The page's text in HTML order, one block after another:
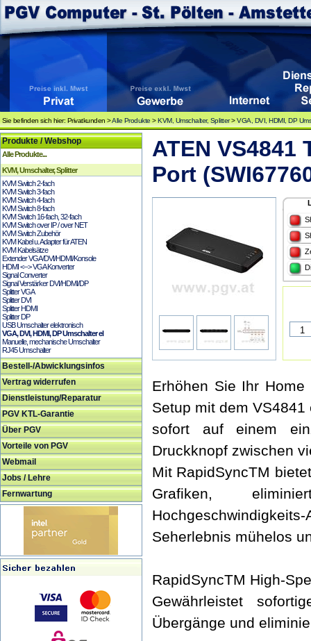
Sie befinden sich hier: Privatkunden >Alle Produkte >KVM, Umschalter, Splitter>VGA, DVI, HDMI, DP
Produkte / Webshop
Alle Produkte...
KVM, Umschalter, Splitter
KVM Switch 2-fach
KVM Switch 3-fach
KVM Switch 4-fach
KVM Switch 8-fach
KVM Switch 16-fach, 32-fach
KVM Switch over IP / over NET
KVM Switch Zubehör
KVM Kabel u. Adapter für ATEN
KVM Kabelsätze
Extender VGA/DVI/HDMI/Konsole
HDMI <--> VGA Konverter
Signal Converter
Signal Verstärker DVI/HDMI/DP
Splitter VGA
Splitter DVI
Splitter HDMI
Splitter DP
USB Umschalter elektronisch
VGA, DVI, HDMI, DP Umschalter el
Manuelle, mechanische Umschalter
RJ45 Umschalter
Bestell-/Abwicklungsinfos
Vertrag widerrufen
Dienstleistung/Reparatur
PGV KTL-Garantie
Über PGV
Vorteile von PGV
Webmail
Jobs / Lehre
Fernwartung
ATEN VS4841
Port
Erhöhen Sie Ihr Home
Setup mit dem
sofort auf einem
Druckknopf zwischen
Mit RapidSyncTM
Grafiken,
Seherlebnis mühelos
RapidSyncTM High-
Gewährleistet
Übergänge und